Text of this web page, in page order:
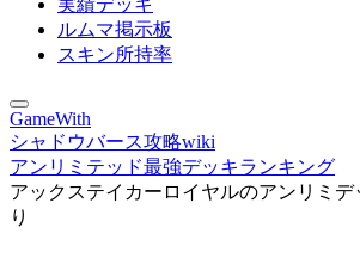
実績デッキ
ルムマ掲示板
スキン所持率
GameWith
シャドウバース攻略wiki
アンリミテッド最強デッキランキング
アックステイカーロイヤルのアンリミデ
り